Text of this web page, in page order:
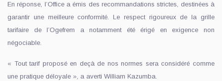
En réponse, l’Office a émis des recommandations strictes, destinées à
garantir une meilleure conformité. Le respect rigoureux de la grille
tarifaire de l’Ogefrem a notamment été érigé en exigence non
négociable.
« Tout tarif proposé en deçà de nos normes sera considéré comme
une pratique déloyale », a averti William Kazumba.